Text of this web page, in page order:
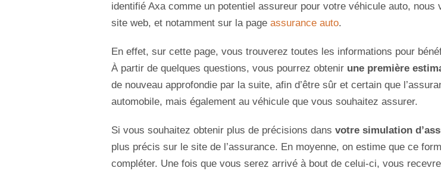
identifié Axa comme un potentiel assureur pour votre véhicule auto,
site web, et notamment sur la page assurance auto.
En effet, sur cette page, vous trouverez toutes les informations pour
À partir de quelques questions, vous pourrez obtenir une première
de nouveau approfondie par la suite, afin d’être sûr et certain que
automobile, mais également au véhicule que vous souhaitez assurer.
Si vous souhaitez obtenir plus de précisions dans votre simulation
plus précis sur le site de l’assurance. En moyenne, on estime que ce
compléter. Une fois que vous serez arrivé à bout de celui-ci, vous